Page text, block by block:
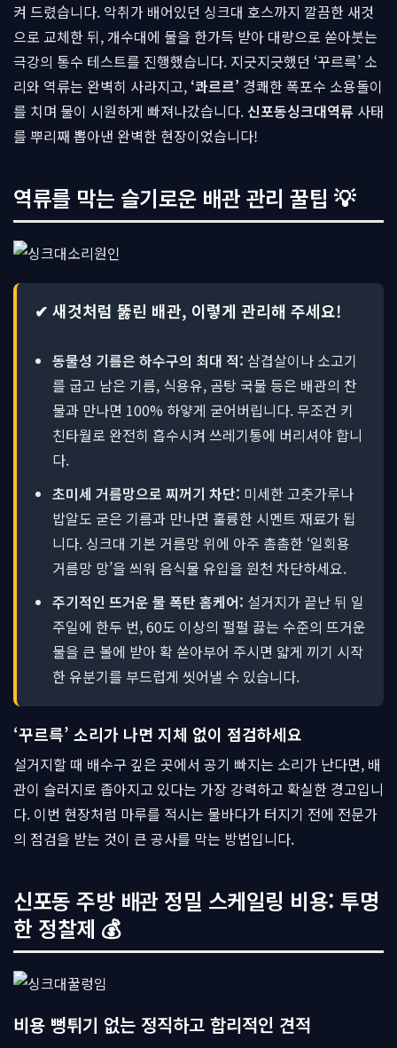
켜 드렸습니다. 악취가 배어있던 싱크대 호스까지 깔끔한 새것
으로 교체한 뒤, 개수대에 물을 한가득 받아 대량으로 쏟아붓는
극강의 통수 테스트를 진행했습니다. 지긋지긋했던 ‘꾸르륵’ 소
리와 역류는 완벽히 사라지고, ‘콰르르’ 경쾌한 폭포수 소용돌이
를 치며 물이 시원하게 빠져나갔습니다.신포동싱크대역류 사태
를 뿌리째 뽑아낸 완벽한 현장이었습니다!
역류를 막는 슬기로운 배관 관리 꿀팁 💡
✔ 새것처럼 뚫린 배관, 이렇게 관리해 주세요!
동물성 기름은 하수구의 최대 적: 삼겹살이나 소고기
를 굽고 남은 기름, 식용유, 곰탕 국물 등은 배관의 찬
물과 만나면 100% 하얗게 굳어버립니다. 무조건 키
친타월로 완전히 흡수시켜 쓰레기통에 버리셔야 합니
다.
초미세 거름망으로 찌꺼기 차단: 미세한 고춧가루나
밥알도 굳은 기름과 만나면 훌륭한 시멘트 재료가 됩
니다. 싱크대 기본 거름망 위에 아주 촘촘한 ‘일회용
거름망 망’을 씌워 음식물 유입을 원천 차단하세요.
주기적인 뜨거운 물 폭탄 홈케어: 설거지가 끝난 뒤 일
주일에 한두 번, 60도 이상의 펄펄 끓는 수준의 뜨거운
물을 큰 볼에 받아 확 쏟아부어 주시면 얇게 끼기 시작
한 유분기를 부드럽게 씻어낼 수 있습니다.
‘꾸르륵’ 소리가 나면 지체 없이 점검하세요
설거지할 때 배수구 깊은 곳에서 공기 빠지는 소리가 난다면, 배
관이 슬러지로 좁아지고 있다는 가장 강력하고 확실한 경고입니
다. 이번 현장처럼 마루를 적시는 물바다가 터지기 전에 전문가
의 점검을 받는 것이 큰 공사를 막는 방법입니다.
신포동 주방 배관 정밀 스케일링 비용: 투명
한 정찰제 💰
비용 뻥튀기 없는 정직하고 합리적인 견적